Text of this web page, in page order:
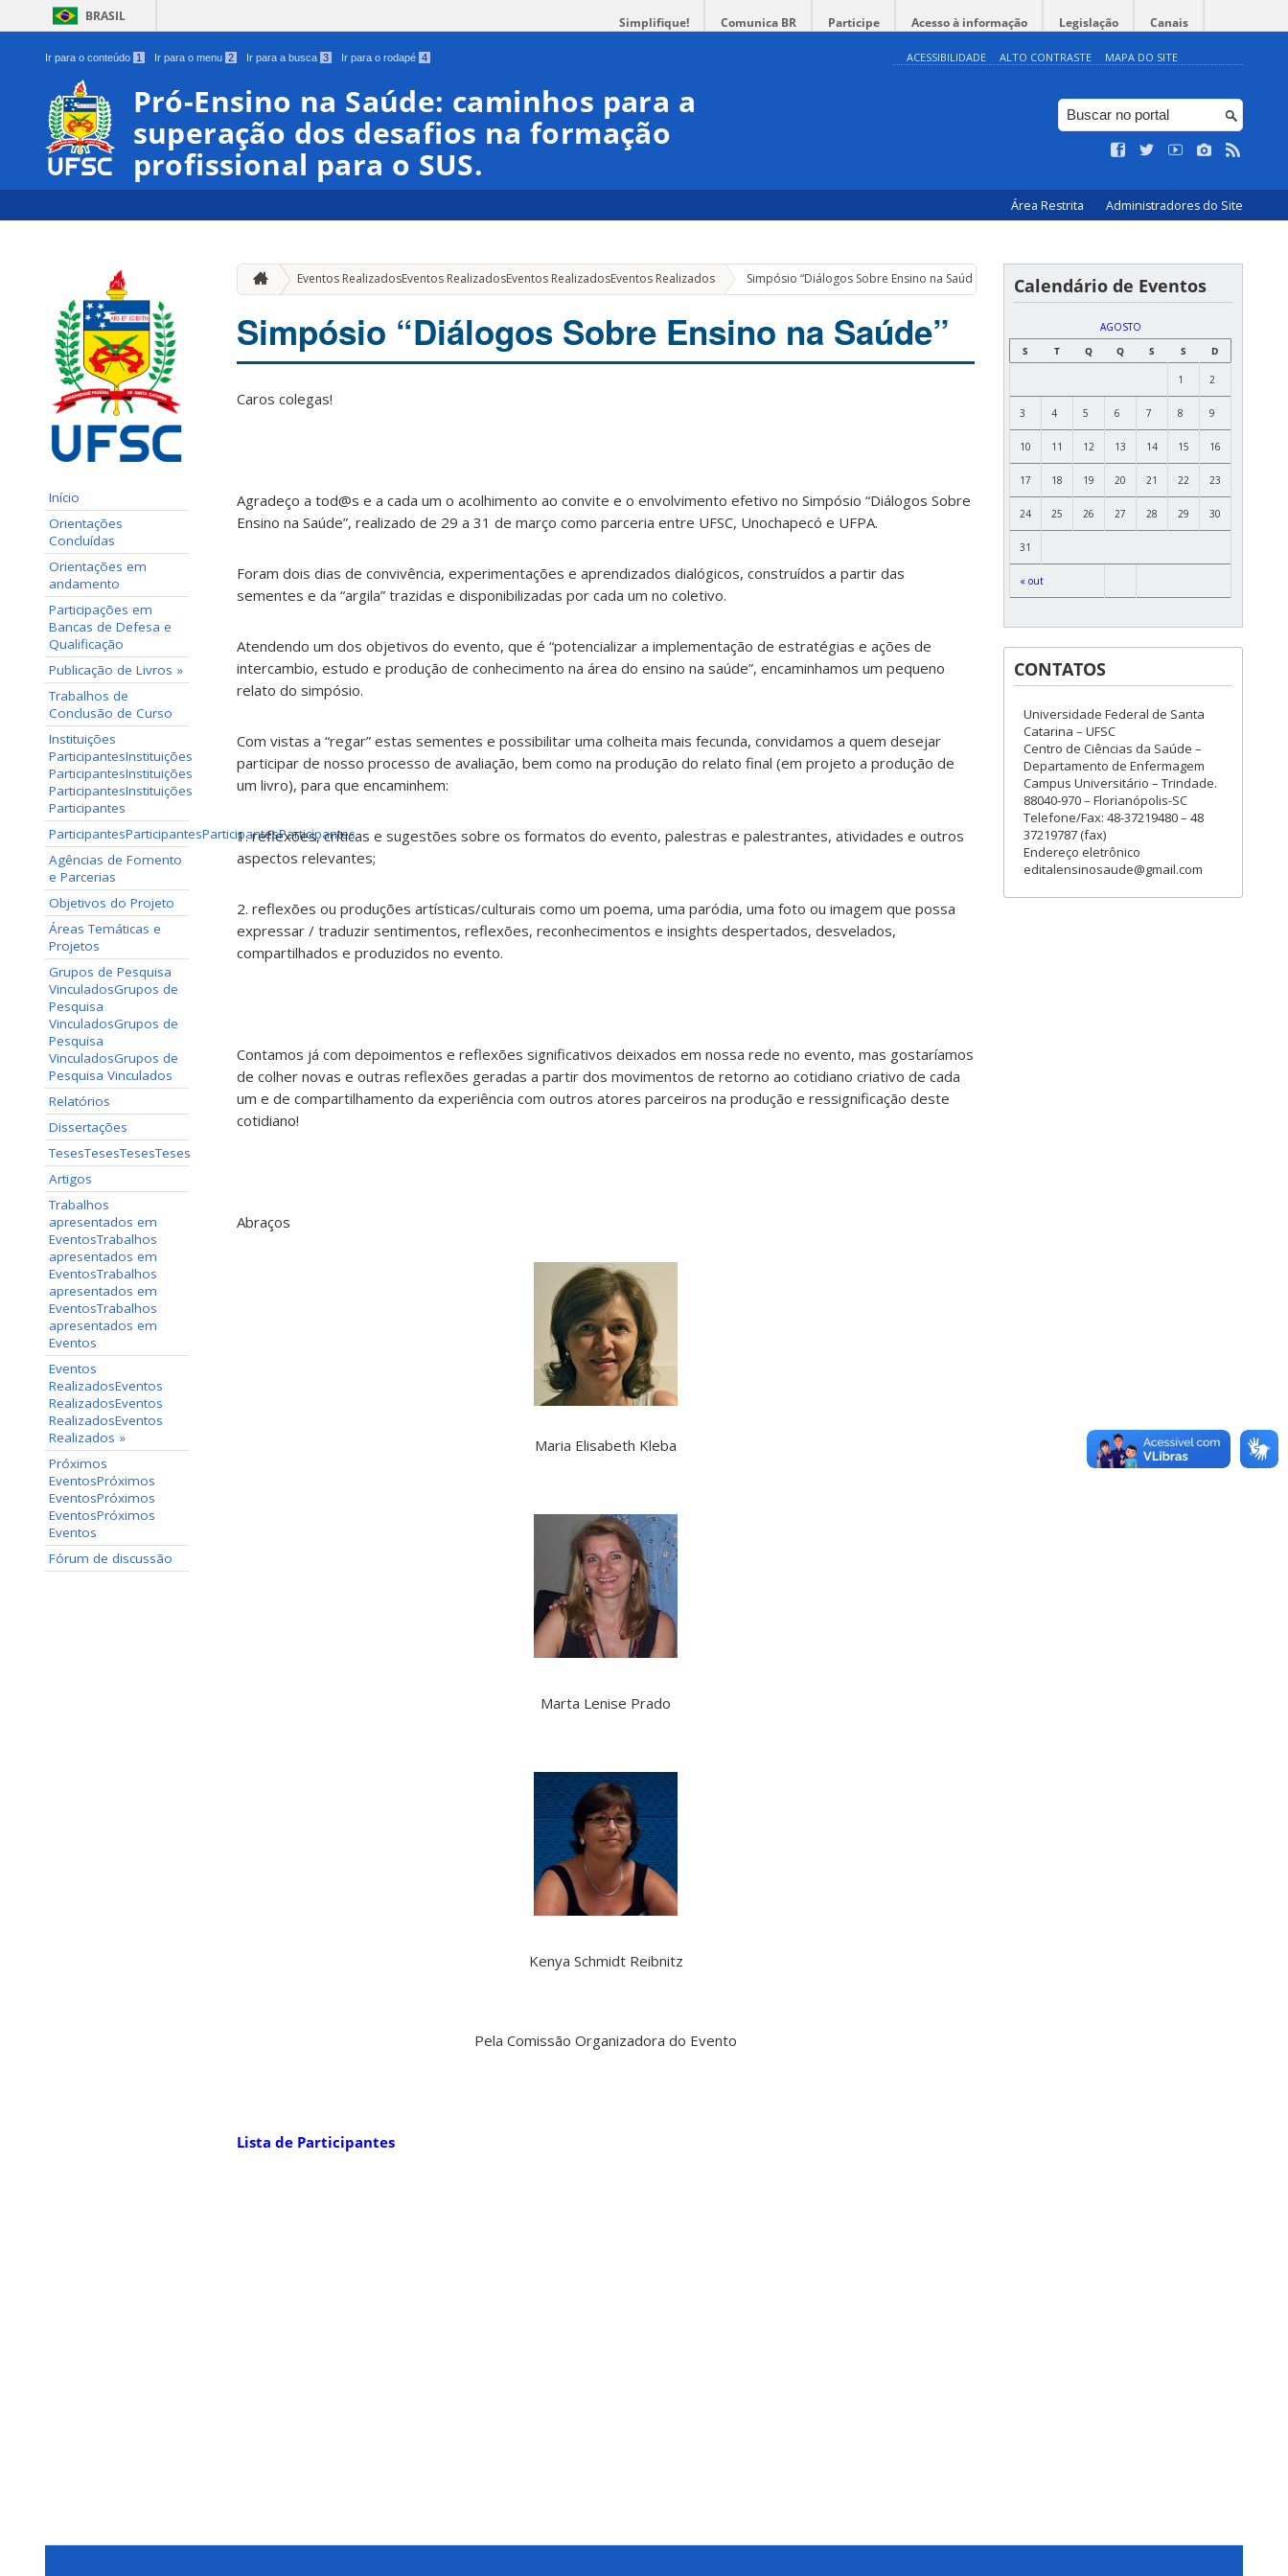
BRASIL Simplifique! Comunica BR Participe Acesso à informação Legislação Canais
Ir para o conteúdo 1 Ir para o menu 2 Ir para a busca 3 Ir para o rodapé 4 ACESSIBILIDADE ALTO CONTRASTE MAPA DO SITE
Pró-Ensino na Saúde: caminhos para a
superação dos desafios na formação
profissional para o SUS.
Área Restrita Administradores do Site
Início
Orientações
Concluídas
Orientações em
andamento
Participações em
Bancas de Defesa e
Qualificação
Publicação de Livros »
Trabalhos de
Conclusão de Curso
Instituições
ParticipantesInstituições
ParticipantesInstituições
ParticipantesInstituições
Participantes
ParticipantesParticipantesParticipantesParticipantes
Agências de Fomento
e Parcerias
Objetivos do Projeto
Áreas Temáticas e
Projetos
Grupos de Pesquisa
VinculadosGrupos de
Pesquisa
VinculadosGrupos de
Pesquisa
VinculadosGrupos de
Pesquisa Vinculados
Relatórios
Dissertações
TesesTesesTesesTeses
Artigos
Trabalhos
apresentados em
EventosTrabalhos
apresentados em
EventosTrabalhos
apresentados em
EventosTrabalhos
apresentados em
Eventos
Eventos
RealizadosEventos
RealizadosEventos
RealizadosEventos
Realizados »
Próximos
EventosPróximos
EventosPróximos
EventosPróximos
Eventos
Fórum de discussão
Eventos RealizadosEventos RealizadosEventos RealizadosEventos Realizados Simpósio “Diálogos Sobre Ensino na Saúde”
Simpósio “Diálogos Sobre Ensino na Saúde”
Caros colegas!
Agradeço a tod@s e a cada um o acolhimento ao convite e o envolvimento efetivo no Simpósio “Diálogos Sobre
Ensino na Saúde”, realizado de 29 a 31 de março como parceria entre UFSC, Unochapecó e UFPA.
Foram dois dias de convivência, experimentações e aprendizados dialógicos, construídos a partir das
sementes e da “argila” trazidas e disponibilizadas por cada um no coletivo.
Atendendo um dos objetivos do evento, que é “potencializar a implementação de estratégias e ações de
intercambio, estudo e produção de conhecimento na área do ensino na saúde”, encaminhamos um pequeno
relato do simpósio.
Com vistas a “regar” estas sementes e possibilitar uma colheita mais fecunda, convidamos a quem desejar
participar de nosso processo de avaliação, bem como na produção do relato final (em projeto a produção de
um livro), para que encaminhem:
1. reflexões, críticas e sugestões sobre os formatos do evento, palestras e palestrantes, atividades e outros
aspectos relevantes;
2. reflexões ou produções artísticas/culturais como um poema, uma paródia, uma foto ou imagem que possa
expressar / traduzir sentimentos, reflexões, reconhecimentos e insights despertados, desvelados,
compartilhados e produzidos no evento.
Contamos já com depoimentos e reflexões significativos deixados em nossa rede no evento, mas gostaríamos
de colher novas e outras reflexões geradas a partir dos movimentos de retorno ao cotidiano criativo de cada
um e de compartilhamento da experiência com outros atores parceiros na produção e ressignificação deste
cotidiano!
Abraços
Maria Elisabeth Kleba
Marta Lenise Prado
Kenya Schmidt Reibnitz
Pela Comissão Organizadora do Evento
Lista de Participantes
Calendário de Eventos
AGOSTO
S
T Q Q S S D
« out
1 2
3 4 5 6 7 8 9
10 11 12 13 14 15 16
17 18 19 20 21 22 23
24 25 26 27 28 29 30
31
CONTATOS
Universidade Federal de Santa
Catarina – UFSC
Centro de Ciências da Saúde –
Departamento de Enfermagem
Campus Universitário – Trindade.
88040-970 – Florianópolis-SC
Telefone/Fax: 48-37219480 – 48
37219787 (fax)
Endereço eletrônico
editalensinosaude@gmail.com